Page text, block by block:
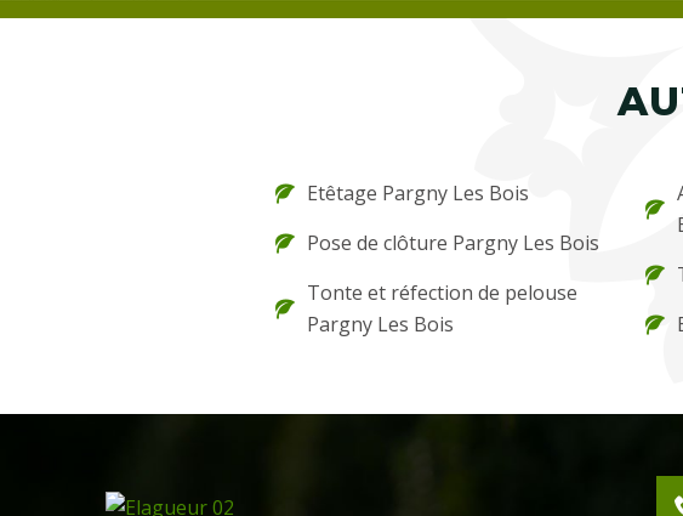
Etêtage Pargny Les Bois
Pose de clôture Pargny Les Bois
Tonte et réfection de pelouse
Pargny Les Bois